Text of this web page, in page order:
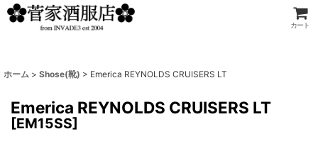
カート
ホーム > Shose(靴) > Emerica REYNOLDS CRUISERS LT
Emerica REYNOLDS CRUISERS LT
[EM15SS]